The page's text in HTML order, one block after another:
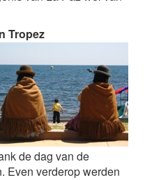
Tropez
de dag van de
Even verderop werden